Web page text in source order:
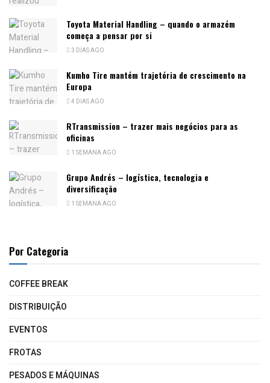
Toyota Material Handling – quando o armazém
começa a pensar por si
3 DIAS AGO
Kumho Tire mantém trajetória de crescimento na
Europa
4 DIAS AGO
RTransmission – trazer mais negócios para as
oficinas
1 SEMANA AGO
Grupo Andrés – logística, tecnologia e
diversificação
1 SEMANA AGO
Por Categoria
COFFEE BREAK
DISTRIBUIÇÃO
EVENTOS
FROTAS
PESADOS E MÁQUINAS